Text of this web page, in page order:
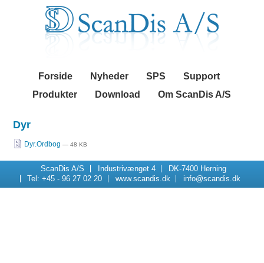
Navigation
Forside Nyheder SPS
Support
Produkter
Download Om ScanDis A/S
Dyr
Dyr.Ordbog— 48 KB
ScanDis A/S Industrivænget 4
DK-7400 Herning
Tel: +45 - 96 27 02 20
www.scandis.dk info@scandis.dk